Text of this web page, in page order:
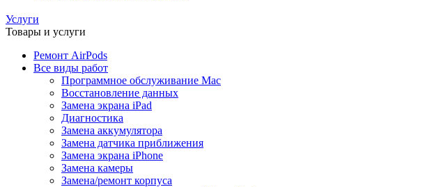
Услуги
Товары и услуги
Ремонт AirPods
Все виды работ
Программное обслуживание Mac
Восстановление данных
Замена экрана iPad
Диагностика
Замена аккумулятора
Замена датчика приближения
Замена экрана iPhone
Замена камеры
Замена/ремонт корпуса